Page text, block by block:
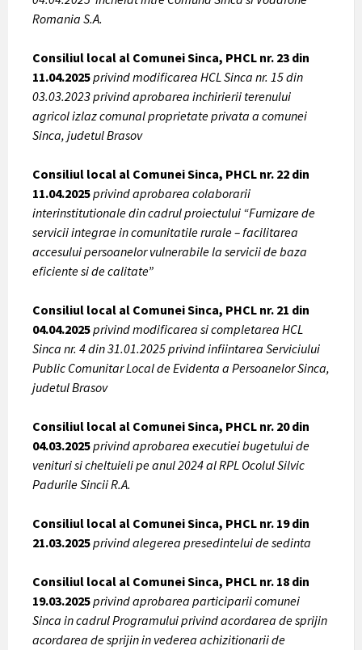
Romania S.A.
Consiliul local al Comunei Sinca, PHCL nr. 23 din
11.04.2025privind modificarea HCL Sinca nr. 15 din
03.03.2023 privind aprobarea inchirierii terenului
agricol izlaz comunal proprietate privata a comunei
Sinca, judetul Brasov
Consiliul local al Comunei Sinca, PHCL nr. 22 din
11.04.2025privind aprobarea colaborarii
interinstitutionale din cadrul proiectului “Furnizare de
servicii integrae in comunitatile rurale – facilitarea
accesului persoanelor vulnerabile la servicii de baza
eficiente si de calitate”
Consiliul local al Comunei Sinca, PHCL nr. 21 din
04.04.2025privind modificarea si completarea HCL
Sinca nr. 4 din 31.01.2025 privind infiintarea Serviciului
Public Comunitar Local de Evidenta a Persoanelor Sinca,
judetul Brasov
Consiliul local al Comunei Sinca, PHCL nr. 20 din
04.03.2025privind aprobarea executiei bugetului de
venituri si cheltuieli pe anul 2024 al RPL Ocolul Silvic
Padurile Sincii R.A.
Consiliul local al Comunei Sinca, PHCL nr. 19 din
21.03.2025privind alegerea presedintelui de sedinta
Consiliul local al Comunei Sinca, PHCL nr. 18 din
19.03.2025privind aprobarea participarii comunei
Sinca in cadrul Programului privind acordarea de sprijin
acordarea de sprijin in vederea achizitionarii de